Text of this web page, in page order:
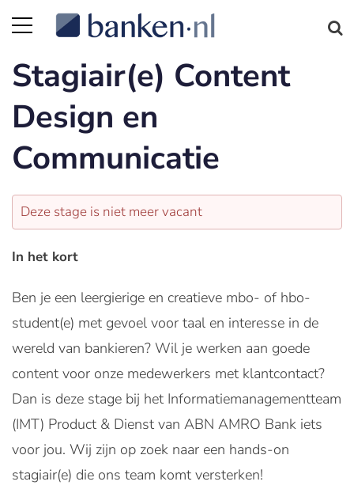
Stagiair(e) Content
Design en
Communicatie
Deze stage is niet meer vacant
In het kort
Ben je een leergierige en creatieve mbo- of hbo-
student(e) met gevoel voor taal en interesse in de
wereld van bankieren? Wil je werken aan goede
content voor onze medewerkers met klantcontact?
Dan is deze stage bij het Informatiemanagementteam
(IMT) Product & Dienst van ABN AMRO Bank iets
voor jou. Wij zijn op zoek naar een hands-on
stagiair(e) die ons team komt versterken!